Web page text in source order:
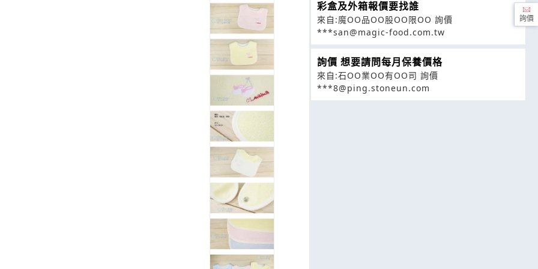
彩盒及外箱報價要找誰
來自:魔OO品OO股OO限OO 詢價
***san@magic-food.com.tw
詢價 想要請問每月保養價格
來自:石OO業OO有OO司 詢價
***8@ping.stoneun.com
詢價